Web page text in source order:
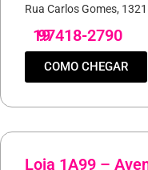
Rua Carlos Gomes,
19
97418-2790
COMO CHEGAR
Loja 1A99 –